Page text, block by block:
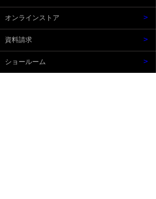
- 置き畳 フロア畳「抗菌タイプ」
- 置き畳 フロア畳「抗菌・防炎タイプ」
オンラインストア >
資料請求 >
ショールーム >